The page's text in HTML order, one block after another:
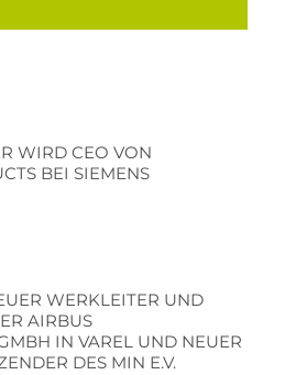
WIRD CEO VON
BEI SIEMENS
WERKLEITER UND
AIRBUS
IN VAREL UND NEUER
DES MIN E.V.